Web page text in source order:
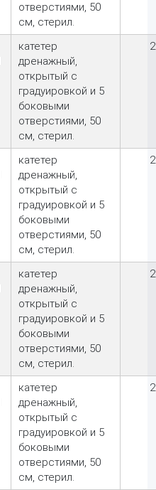
отверстиями, 50
см, стерил.
катетер
дренажный,
открытый с
градуировкой и 5
боковыми
отверстиями, 50
см, стерил.
катетер
дренажный,
открытый с
градуировкой и 5
боковыми
отверстиями, 50
см, стерил.
катетер
дренажный,
открытый с
градуировкой и 5
боковыми
отверстиями, 50
см, стерил.
катетер
дренажный,
открытый с
градуировкой и 5
боковыми
отверстиями, 50
см, стерил.